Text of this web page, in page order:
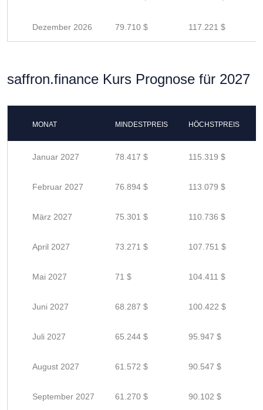
Dezember 2026 79.710 $ 117.221 $
saffron.finance Kurs Prognose für 2027
MONAT MINDESTPREIS HÖCHSTPREIS
Januar 2027 78.417 $ 115.319 $
Februar 2027 76.894 $ 113.079 $
März 2027 75.301 $ 110.736 $
April 2027 73.271 $ 107.751 $
Mai 2027 71 $ 104.411 $
Juni 2027 68.287 $ 100.422 $
Juli 2027 65.244 $ 95.947 $
August 2027 61.572 $ 90.547 $
September 2027 61.270 $ 90.102 $